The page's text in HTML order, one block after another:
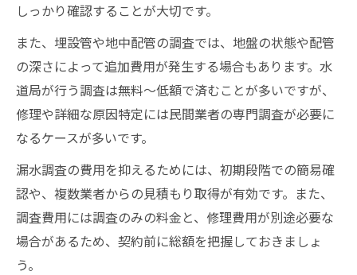
しっかり確認することが大切です。
また、埋設管や地中配管の調査では、地盤の状態や配管
の深さによって追加費用が発生する場合もあります。水
道局が行う調査は無料〜低額で済むことが多いですが、
修理や詳細な原因特定には民間業者の専門調査が必要に
なるケースが多いです。
漏水調査の費用を抑えるためには、初期段階での簡易確
認や、複数業者からの見積もり取得が有効です。また、
調査費用には調査のみの料金と、修理費用が別途必要な
場合があるため、契約前に総額を把握しておきましょ
う。